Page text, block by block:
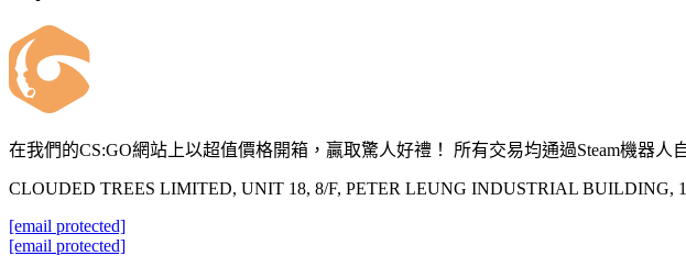
在我們的CS:GO網站上以超值價格開箱，贏取驚人好禮！ 所有交易均通過Steam機器人
CLOUDED TREES LIMITED, UNIT 18, 8/F, PETER LEUNG INDUSTRIAL BUILDING,
[email protected]
[email protected]